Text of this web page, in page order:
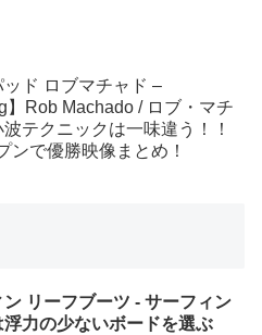
ッド ロブマチャド –
】Rob Machado / ロブ・マチ
テクニックは一味違う！！
ンで優勝映像まとめ！
リーフブーツ - サーフィン
浮力の少ないボードを選ぶ